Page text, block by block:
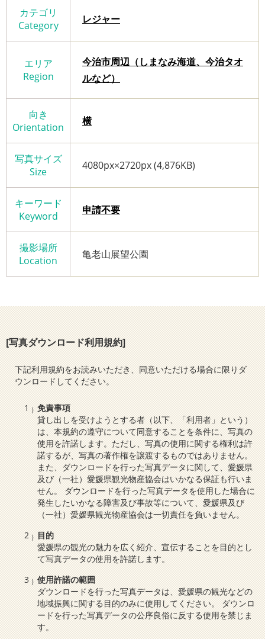
カテゴリ
Category
レジャー
エリア
Region
今治市周辺（しまなみ海道、今治タオ
ルなど）
向き
Orientation
横
写真サイズ
Size
4080px×2720px (4,876KB)
キーワード
Keyword
申請不要
撮影場所
Location
亀老山展望公園
[写真ダウンロード利用規約]
下記利用規約をお読みいただき、同意いただける場合に限りダ
ウンロードしてください。
免責事項
貸し出しを受けようとする者（以下、「利用者」という）
は、本規約の遵守について同意することを条件に、写真の
使用を許諾します。ただし、写真の使用に関する権利は許
諾するが、写真の著作権を譲渡するものではありません。
また、ダウンロードを行った写真データに関して、愛媛県
及び（一社）愛媛県観光物産協会はいかなる保証も行いま
せん。 ダウンロードを行った写真データを使用した場合に
発生したいかなる障害及び事故等について、愛媛県及び
（一社）愛媛県観光物産協会は一切責任を負いません。
目的
愛媛県の観光の魅力を広く紹介、宣伝することを目的とし
て写真データの使用を許諾します。
使用許諾の範囲
ダウンロードを行った写真データは、愛媛県の観光などの
地域振興に関する目的のみに使用してください。 ダウンロ
ードを行った写真データの公序良俗に反する使用を禁じま
す。